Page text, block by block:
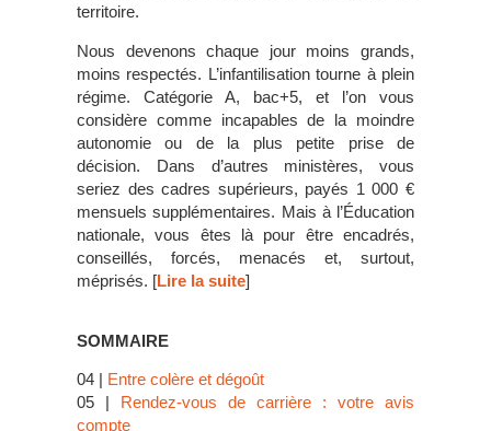
territoire.
Nous devenons chaque jour moins grands,
moins respectés. L’infantilisation tourne à plein
régime. Catégorie A, bac+5, et l’on vous
considère comme incapables de la moindre
autonomie ou de la plus petite prise de
décision. Dans d’autres ministères, vous
seriez des cadres supérieurs, payés 1 000 €
mensuels supplémentaires. Mais à l’Éducation
nationale, vous êtes là pour être encadrés,
conseillés, forcés, menacés et, surtout,
méprisés. [Lire la suite]
SOMMAIRE
04 |
Entre colère et dégoût
05 |
Rendez-vous de carrière : votre avis
compte